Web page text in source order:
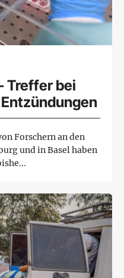
Treffer bei
Forschern an den
und in Basel haben